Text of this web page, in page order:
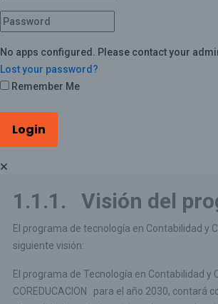
No apps configured. Please contact your
Lost your password?
Remember Me
Login
1.1.1. Visión del
El programa de tecnología en Contabilidad y
siguiente visión:
El programa de Tecnología en Contabilidad y
COREDUCACION para el año 2030, contará